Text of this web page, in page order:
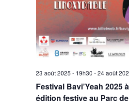
Festival Bavi’Yeah 2025
édition festive au Parc
23 août 2025 - 19h30 -24 août